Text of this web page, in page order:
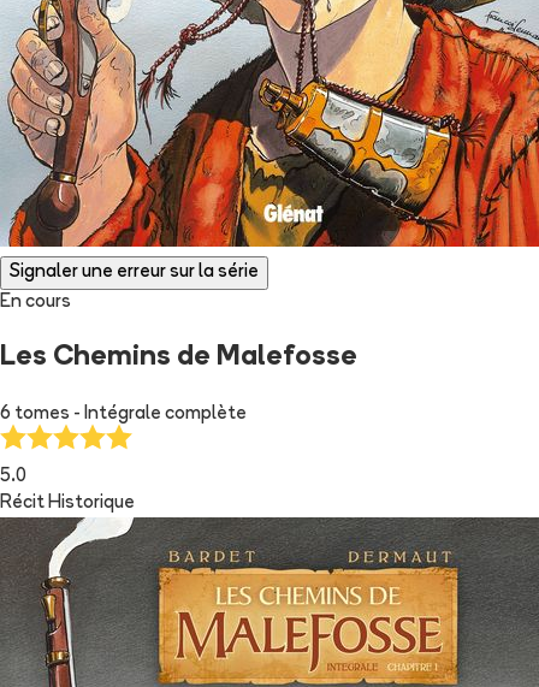
Signaler une erreur sur la série
En cours
Les Chemins de Malefosse
6 tomes - Intégrale complète
5.0
Récit Historique